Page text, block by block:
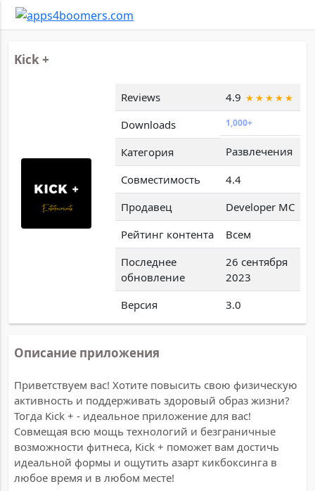
Kick +
Reviews
4.9
Downloads
1,000+
Категория
Развлечения
Совместимость
4.4
Продавец
Developer MC
Рейтинг контента
Всем
Последнее
обновление
26 сентября
2023
Версия
3.0
Описание приложения
Приветствуем вас! Хотите повысить свою физическую
активность и поддерживать здоровый образ жизни?
Тогда Kick + - идеальное приложение для вас!
Совмещая всю мощь технологий и безграничные
возможности фитнеса, Kick + поможет вам достичь
идеальной формы и ощутить азарт кикбоксинга в
любое время и в любом месте!